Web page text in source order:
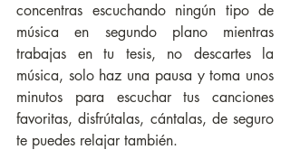
concentras escuchando ningún tipo de
música en segundo plano mientras
trabajas en tu tesis, no descartes la
música, solo haz una pausa y toma unos
minutos para escuchar tus canciones
favoritas, disfrútalas, cántalas, de seguro
te puedes relajar también.